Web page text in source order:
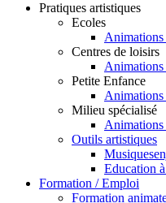
Pratiques artistiques
Ecoles
Animations
Centres de loisirs
Petite Enfance
Animations
Milieu spécialisé
Animations
Outils artistiques
Education
Formation / Emploi
Formation